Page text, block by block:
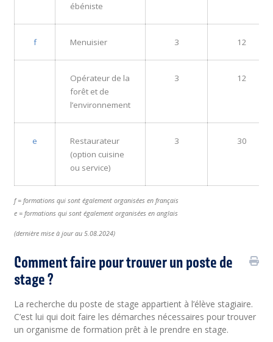
ébéniste
f Menuisier 3 12
Opérateur de la
forêt et de
l’environnement
3 12
e
Restaurateur
(option cuisine
ou service)
3 30
f = formations qui sont également organisées en français
e = formations qui sont également organisées en anglais
(dernière mise à jour au 5.08.2024)
Comment faire pour trouver un poste de
stage ?
La recherche du poste de stage appartient à l’élève stagiaire.
C’est lui qui doit faire les démarches nécessaires pour trouver
un organisme de formation prêt à le prendre en stage.